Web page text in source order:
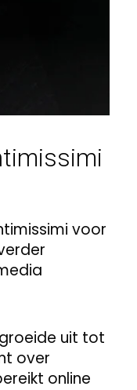
voor
uit tot
over
online